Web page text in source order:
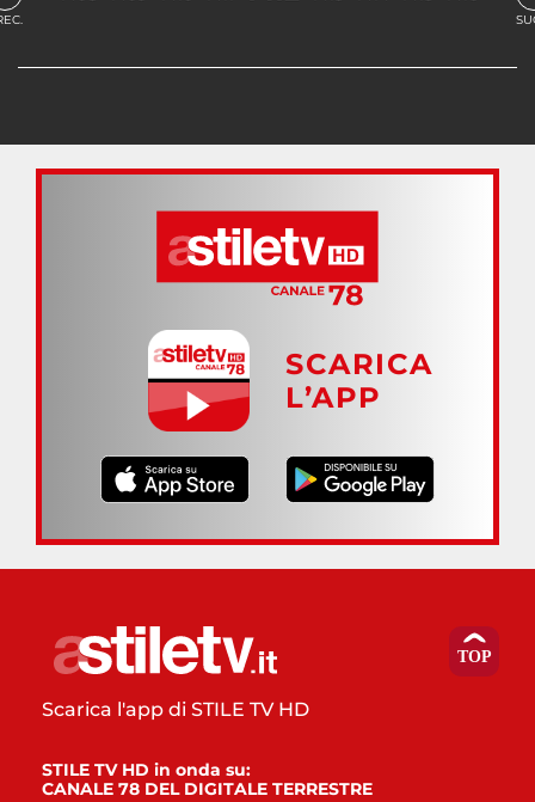
SCARICA
L’APP
Scarica l'app di STILE TV HD
STILE TV HD in onda su:
CANALE 78 DEL DIGITALE TERRESTRE